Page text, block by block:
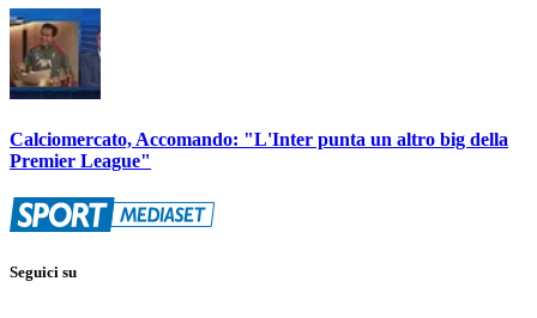
Calciomercato, Accomando: "L'Inter punta un altro big della
Premier League"
Seguici su